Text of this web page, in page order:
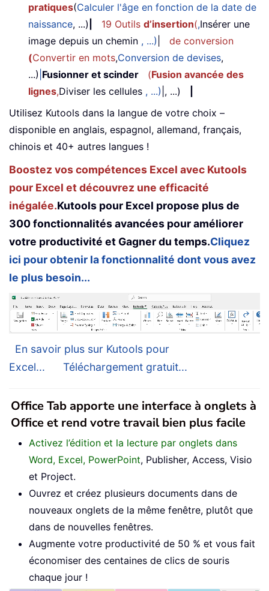
pratiques(Calculer l'âge en fonction de la date de
naissance, ...) 19 Outils d’insertion(,Insérer une
image depuis un chemin , ...)
de conversion
(Convertir en mots,Conversion de devises,
...) Fusionner et scinder (Fusion avancée des
lignes,Diviser les cellules , ...) |, ...)
Utilisez Kutools dans la langue de votre choix –
disponible en anglais, espagnol, allemand, français,
chinois et 40+ autres langues !
Boostez vos compétences Excel avec Kutools
pour Excel et découvrez une efficacité
inégalée.Kutools pour Excel propose plus de
300 fonctionnalités avancées pour améliorer
votre productivité et Gagner du temps.Cliquez
ici pour obtenir la fonctionnalité dont vous avez
le plus besoin...
En savoir plus sur Kutools pour
Excel...
Téléchargement gratuit...
Office Tab apporte une interface à onglets à
Office et rend votre travail bien plus facile
Activez l’édition et la lecture par onglets dans
Word, Excel, PowerPoint, Publisher, Access, Visio
et Project.
Ouvrez et créez plusieurs documents dans de
nouveaux onglets de la même fenêtre, plutôt que
dans de nouvelles fenêtres.
Augmente votre productivité de 50 % et vous fait
économiser des centaines de clics de souris
chaque jour !